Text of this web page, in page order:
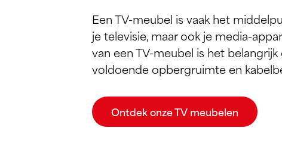
Een TV-meubel is vaak het
je televisie, maar ook je media-
van een TV-meubel is het
voldoende opbergruimte en
Ontdek onze TV meubelen